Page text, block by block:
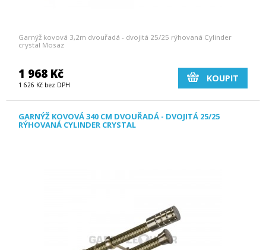
Garnýž kovová 3,2m dvouřadá - dvojitá 25/25 rýhovaná Cylinder
crystal Mosaz
1 968 Kč
1 626 Kč bez DPH
KOUPIT
GARNÝŽ KOVOVÁ 340 CM DVOUŘADÁ - DVOJITÁ 25/25
RÝHOVANÁ CYLINDER CRYSTAL